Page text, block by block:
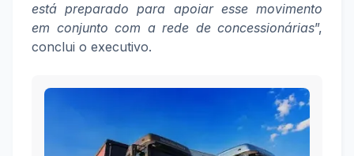
está preparado para apoiar esse movimento
em conjunto com a rede de concessionárias”,
conclui o executivo.